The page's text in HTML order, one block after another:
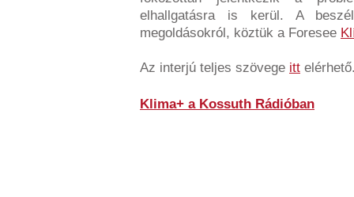
elhallgatásra is kerül. A
megoldásokról, köztük a Foresee
Az interjú teljes szövege itt
Klima+ a Kossuth Rádióban